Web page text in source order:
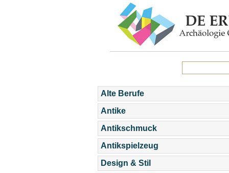
Alte Berufe
Antike
Antikschmuck
Antikspielzeug
Design & Stil